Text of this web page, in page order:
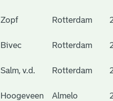
Zopf Rotterdam
Bivec Rotterdam
Salm, v.d. Rotterdam
Hoogeveen Almelo